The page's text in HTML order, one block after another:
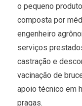
o pequeno
composta por
engenheiro
serviços
castração e
vacinação de
apoio técnico em
pragas.